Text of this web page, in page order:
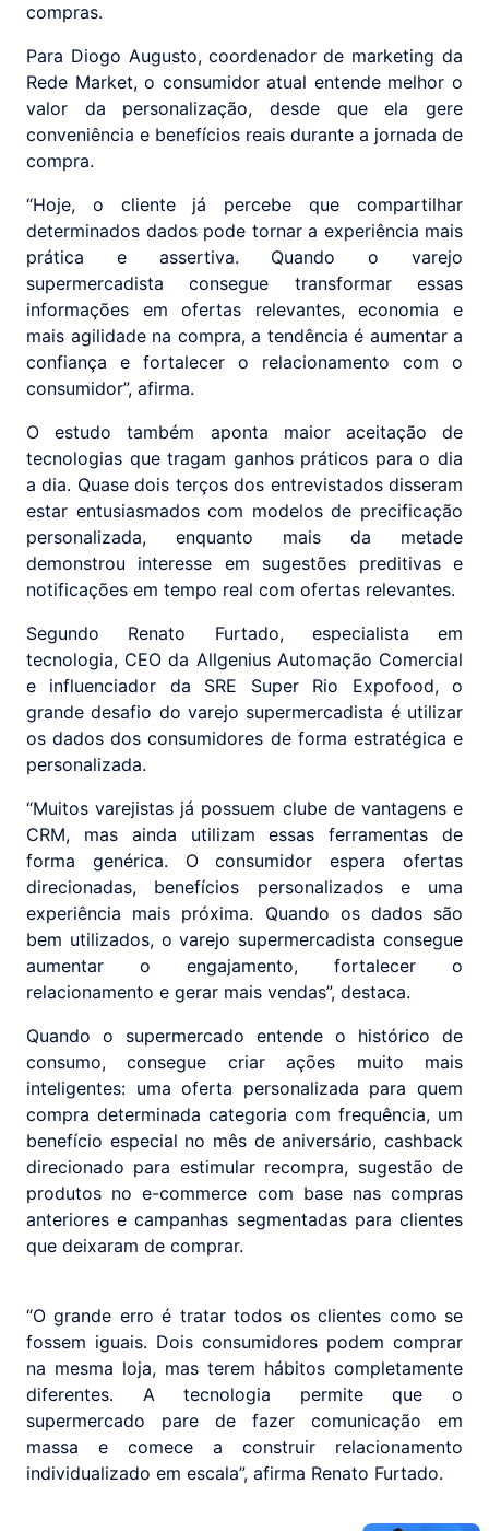
compras.
Para Diogo Augusto, coordenador de marketing da
Rede Market, o consumidor atual entende melhor o
valor da personalização, desde que ela gere
conveniência e benefícios reais durante a jornada de
compra.
“Hoje, o cliente já percebe que compartilhar
determinados dados pode tornar a experiência mais
prática e assertiva. Quando o varejo
supermercadista consegue transformar essas
informações em ofertas relevantes, economia e
mais agilidade na compra, a tendência é aumentar a
confiança e fortalecer o relacionamento com o
consumidor”, afirma.
O estudo também aponta maior aceitação de
tecnologias que tragam ganhos práticos para o dia
a dia. Quase dois terços dos entrevistados disseram
estar entusiasmados com modelos de precificação
personalizada, enquanto mais da metade
demonstrou interesse em sugestões preditivas e
notificações em tempo real com ofertas relevantes.
Segundo Renato Furtado, especialista em
tecnologia, CEO da Allgenius Automação Comercial
e influenciador da SRE Super Rio Expofood, o
grande desafio do varejo supermercadista é utilizar
os dados dos consumidores de forma estratégica e
personalizada.
“Muitos varejistas já possuem clube de vantagens e
CRM, mas ainda utilizam essas ferramentas de
forma genérica. O consumidor espera ofertas
direcionadas, benefícios personalizados e uma
experiência mais próxima. Quando os dados são
bem utilizados, o varejo supermercadista consegue
aumentar o engajamento, fortalecer o
relacionamento e gerar mais vendas”, destaca.
Quando o supermercado entende o histórico de
consumo, consegue criar ações muito mais
inteligentes: uma oferta personalizada para quem
compra determinada categoria com frequência, um
benefício especial no mês de aniversário, cashback
direcionado para estimular recompra, sugestão de
produtos no e-commerce com base nas compras
anteriores e campanhas segmentadas para clientes
que deixaram de comprar.
“O grande erro é tratar todos os clientes como se
fossem iguais. Dois consumidores podem comprar
na mesma loja, mas terem hábitos completamente
diferentes. A tecnologia permite que o
supermercado pare de fazer comunicação em
massa e comece a construir relacionamento
individualizado em escala”, afirma Renato Furtado.